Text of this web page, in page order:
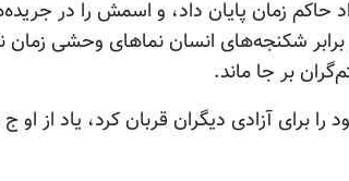
حاکم زمان پایان داد، و اسمش را در
شکنجه‌های انسان نماهای وحشی زمان
بر جا ماند.
را برای آزادی دیگران قربان کرد، یاد از